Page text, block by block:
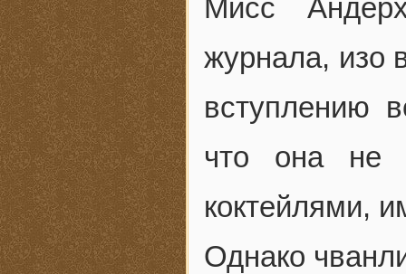
Мисс
журнала, изо
вступлению
что она не
коктейлями,
Однако